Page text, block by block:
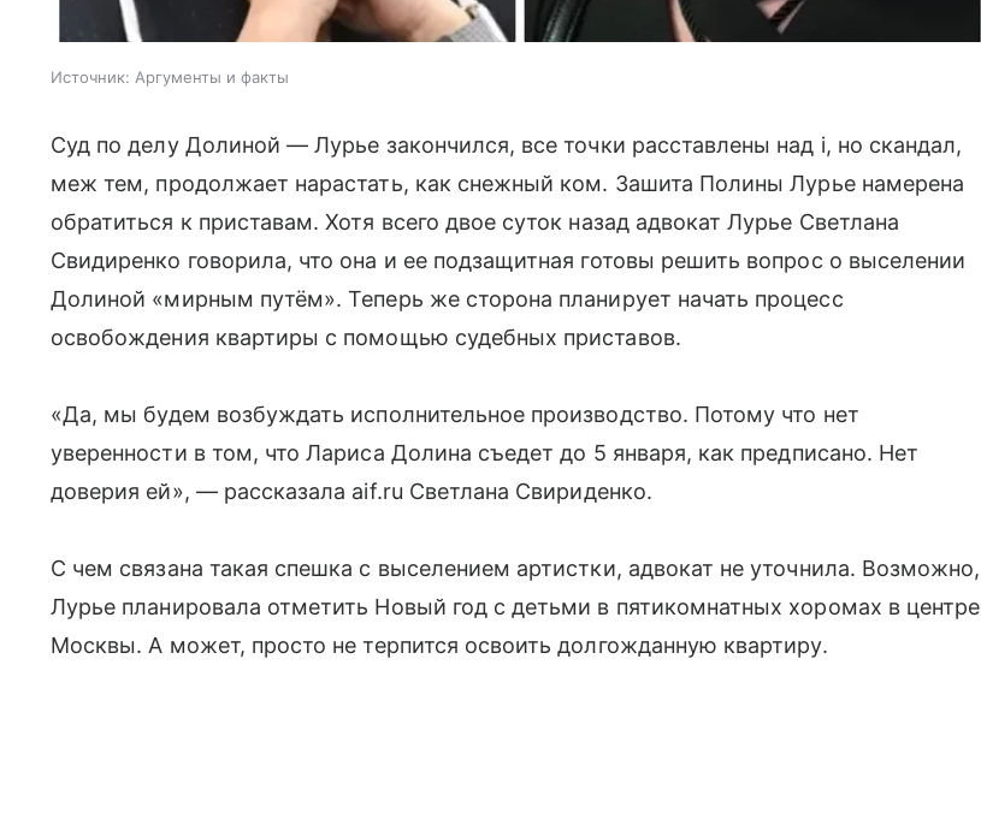
Источник: Аргументы и факты
Суд по делу Долиной — Лурье закончился, все точки расставлены над i, но скандал,
меж тем, продолжает нарастать, как снежный ком. Зашита Полины Лурье намерена
обратиться к приставам. Хотя всего двое суток назад адвокат Лурье Светлана
Свидиренко говорила, что она и ее подзащитная готовы решить вопрос о выселении
Долиной «мирным путём». Теперь же сторона планирует начать процесс
освобождения квартиры с помощью судебных приставов.
«Да, мы будем возбуждать исполнительное производство. Потому что нет
уверенности в том, что Лариса Долина съедет до 5 января, как предписано. Нет
доверия ей», — рассказала aif.ru Светлана Свириденко.
С чем связана такая спешка с выселением артистки, адвокат не уточнила. Возможно,
Лурье планировала отметить Новый год с детьми в пятикомнатных хоромах в центре
Москвы. А может, просто не терпится освоить долгожданную квартиру.